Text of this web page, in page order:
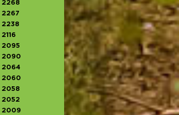
2268
2267
2238
2116
2095
2090
2064
2060
2058
2052
2009